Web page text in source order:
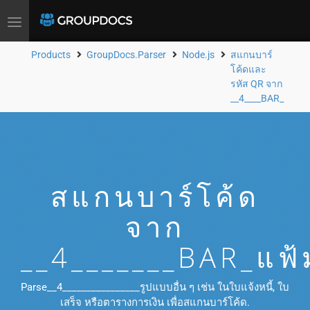
Toggle
Products
GroupDocs.Parser Node.js
สแกนบาร์
โค้ดและ
รหัส QR จาก
__4____BAR_
สแกนบาร์โค้ด
จาก
__4_______BAR_แ
Parse__4________________รูปแบบอื่น ๆ เช่น ในใบแจ้งหนี้, ใบ
เสร็จ หรือตารางการเงิน เพื่อสแกนบาร์โค้ด.